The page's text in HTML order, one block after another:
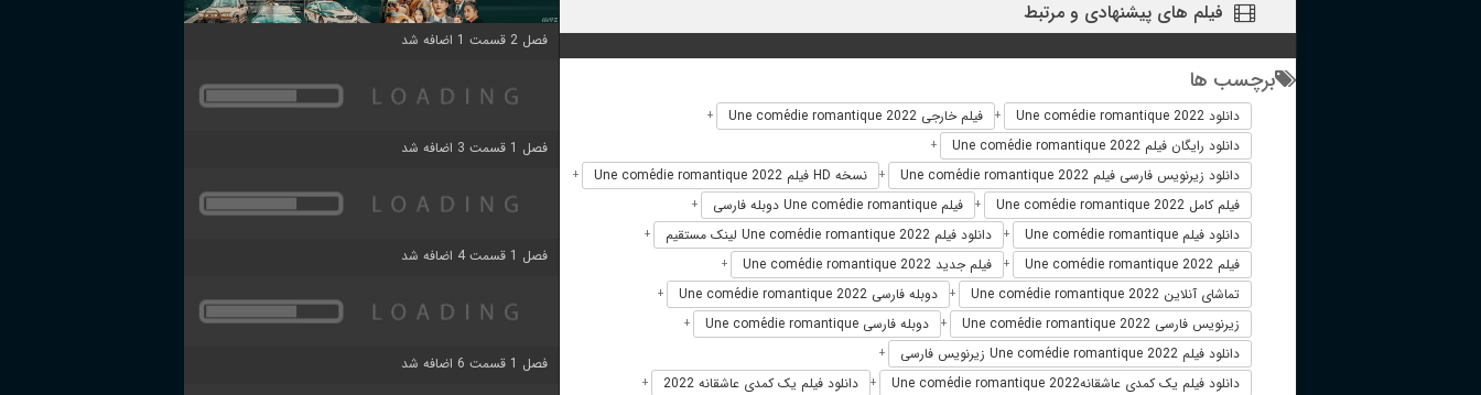
فیلم های پیشنهادی و مرتبط
برچسب ها
دانلود Une comédie romantique 2022 + فیلم خارجی Une comédie romantique 2022 +
دانلود رایگان فیلم Une comédie romantique 2022 +
دانلود زیرنویس فارسی فیلم Une comédie romantique 2022 + نسخه HD فیلم Une comédie romantique 2022 +
فیلم کامل Une comédie romantique 2022 + فیلم Une comédie romantique دوبله فارسی +
دانلود فیلم Une comédie romantique + دانلود فیلم Une comédie romantique 2022 لینک مستقیم +
فیلم Une comédie romantique 2022 + فیلم جدید Une comédie romantique 2022 +
تماشای آنلاین Une comédie romantique 2022 + دوبله فارسی Une comédie romantique 2022 +
زیرنویس فارسی Une comédie romantique 2022 + دوبله فارسی Une comédie romantique +
دانلود فیلم Une comédie romantique 2022 زیرنویس فارسی +
دانلود فیلم یک کمدی عاشقانهUne comédie romantique 2022 + دانلود فیلم یک کمدی عاشقانه 2022 +
فصل 2 قسمت 1 اضافه شد
فصل 1 قسمت 3 اضافه شد
فصل 1 قسمت 4 اضافه شد
فصل 1 قسمت 6 اضافه شد